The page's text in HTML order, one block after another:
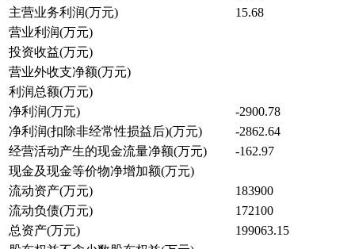
主营业务利润(万元)
15.68
营业利润(万元)
投资收益(万元)
营业外收支净额(万元)
利润总额(万元)
净利润(万元)
-2900.78
净利润(扣除非经常性损益后)(万元)
-2862.64
经营活动产生的现金流量净额(万元)
-162.97
现金及现金等价物净增加额(万元)
流动资产(万元)
183900
流动负债(万元)
172100
总资产(万元)
199063.15